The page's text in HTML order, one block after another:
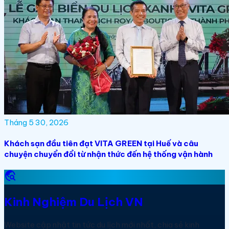
Tháng 5 30, 2026
Khách sạn đầu tiên đạt VITA GREEN tại Huế và câu
chuyện chuyển đổi từ nhận thức đến hệ thống vận hành
travel_explore
Kinh Nghiệm Du Lịch VN
Website cập nhật tin tức du lịch mới nhất, chia sẻ kinh